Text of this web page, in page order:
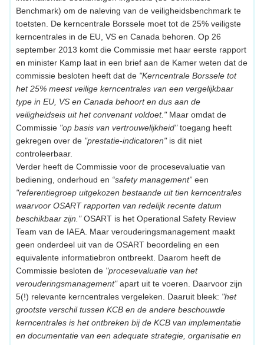
Benchmark) om de naleving van de veiligheidsbenchmark te
toetsten. De kerncentrale Borssele moet tot de 25% veiligste
kerncentrales in de EU, VS en Canada behoren. Op 26
september 2013 komt die Commissie met haar eerste rapport
en minister Kamp laat in een brief aan de Kamer weten dat de
commissie besloten heeft dat de "Kerncentrale Borssele tot
het 25% meest veilige kerncentrales van een vergelijkbaar
type in EU, VS en Canada behoort en dus aan de
veiligheidseis uit het convenant voldoet."Maar omdat de
Commissie "op basis van vertrouwelijkheid"toegang heeft
gekregen over de "prestatie-indicatoren"is dit niet
controleerbaar.
Verder heeft de Commissie voor de procesevaluatie van
bediening, onderhoud en “safety management” een
"referentiegroep uitgekozen bestaande uit tien kerncentrales
waarvoor OSART rapporten van redelijk recente datum
beschikbaar zijn."OSART is het Operational Safety Review
Team van de IAEA. Maar verouderingsmanagement maakt
geen onderdeel uit van de OSART beoordeling en een
equivalente informatiebron ontbreekt. Daarom heeft de
Commissie besloten de "procesevaluatie van het
verouderingsmanagement"apart uit te voeren. Daarvoor zijn
5(!) relevante kerncentrales vergeleken. Daaruit bleek: "het
grootste verschil tussen KCB en de andere beschouwde
kerncentrales is het ontbreken bij de KCB van implementatie
en documentatie van een adequate strategie, organisatie en